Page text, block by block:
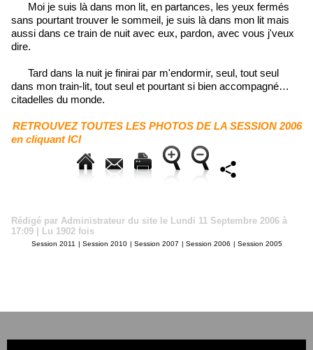
Moi je suis là dans mon lit, en partances, les yeux fermés
sans pourtant trouver le sommeil, je suis là dans mon lit mais
aussi dans ce train de nuit avec eux, pardon, avec vous j'veux
dire.
Tard dans la nuit je finirai par m'endormir, seul, tout seul
dans mon train-lit, tout seul et pourtant si bien accompagné…
citadelles du monde.
RETROUVEZ TOUTES LES PHOTOS DE LA SESSION 2006
en cliquant ICI
Rédigé par Administrateur du site le Lundi 11 Septembre 2006 à
17:09 | Lu 1902 fois
Session 2011 | Session 2010 | Session 2007 | Session 2006 | Session 2005